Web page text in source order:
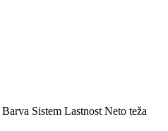
Barva Sistem Lastnost Neto teža